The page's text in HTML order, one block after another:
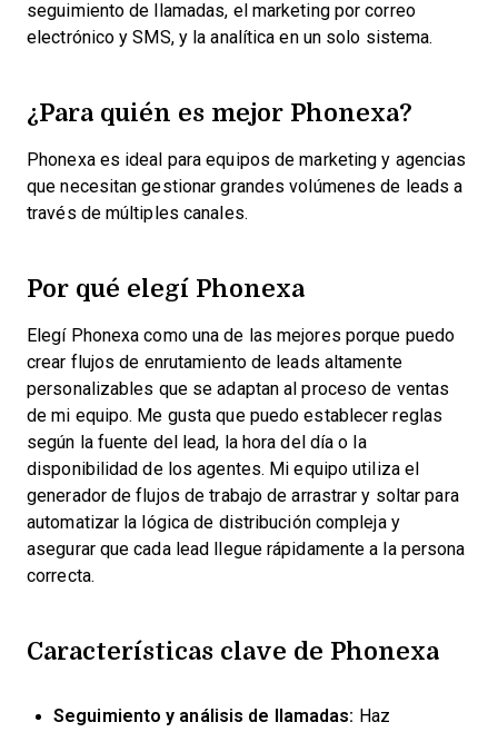
seguimiento de llamadas, el marketing por correo
electrónico y SMS, y la analítica en un solo sistema.
¿Para quién es mejor Phonexa?
Phonexa es ideal para equipos de marketing y agencias
que necesitan gestionar grandes volúmenes de leads a
través de múltiples canales.
Por qué elegí Phonexa
Elegí Phonexa como una de las mejores porque puedo
crear flujos de enrutamiento de leads altamente
personalizables que se adaptan al proceso de ventas
de mi equipo. Me gusta que puedo establecer reglas
según la fuente del lead, la hora del día o la
disponibilidad de los agentes. Mi equipo utiliza el
generador de flujos de trabajo de arrastrar y soltar para
automatizar la lógica de distribución compleja y
asegurar que cada lead llegue rápidamente a la persona
correcta.
Características clave de Phonexa
Seguimiento y análisis de llamadas: Haz